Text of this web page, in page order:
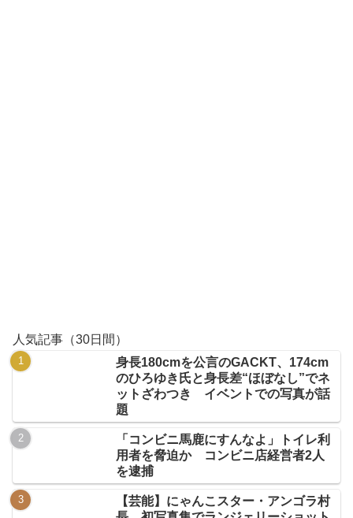
人気記事（30日間）
身長180cmを公言のGACKT、174cm
のひろゆき氏と身長差“ほぼなし”でネ
ットざわつき イベントでの写真が話
題
「コンビニ馬鹿にすんなよ」トイレ利
用者を脅迫か コンビニ店経営者2人
を逮捕
【芸能】にゃんこスター・アンゴラ村